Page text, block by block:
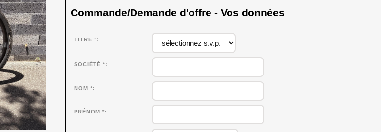
Commande/Demande d'offre - Vos données
TITRE *
SOCIÉTÉ *
NOM *
PRÉNOM *